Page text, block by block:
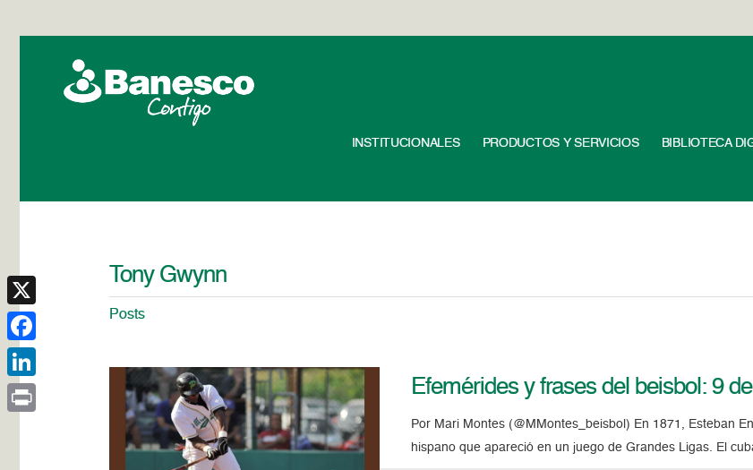
INSTITUCIONALES PRODUCTOS Y SERVICIOS BIBLIOTECA
Tony Gwynn
Posts
Efemérides y frases del beisbol: 9
Por Mari Montes (@MMontes_beisbol) En 1871, Esteban
hispano que apareció en un juego de Grandes Ligas. El
X
Facebook
LinkedIn